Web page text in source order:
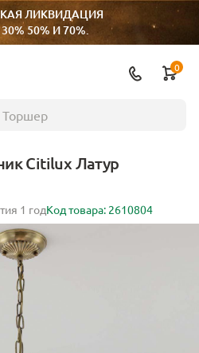
ЛИКВИДАЦИЯ
50% И 70%.
0
Citilux Латур
1 годКод товара: 2610804